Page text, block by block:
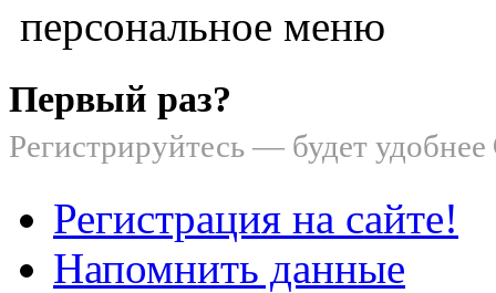
персональное меню
Первый раз?
Регистрируйтесь — будет удобнее
Регистрация на сайте!
Напомнить данные